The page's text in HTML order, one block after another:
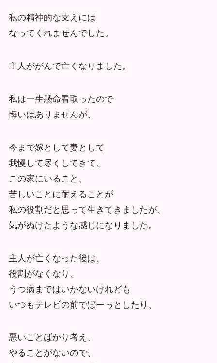
私の精神的な支えには
なってくれませんでした。
主人ががんで亡くなりました。
私は一生懸命看取ったので
悔いはありませんが、
今まで嫁として妻として
我慢して尽くしてきて、
この家にいること、
苦しいことに耐えることが
私の役割だと思って生きてきましたが、
気がぬけたような感じになりました。
主人が亡くなった後は、
役割がなくなり、
うつ病まではいかないけれども
いつもテレビの前でぼーっとしたり、
悪いことばかり考え、
やることがないので、